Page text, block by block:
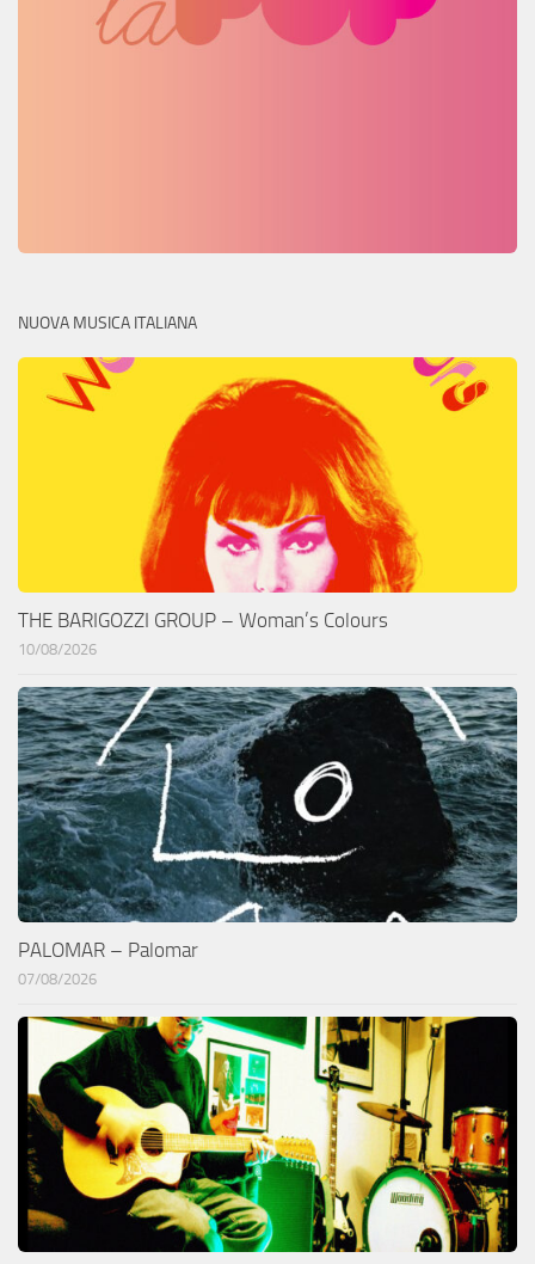
NUOVA MUSICA ITALIANA
THE BARIGOZZI GROUP – Woman’s Colours
10/08/2026
PALOMAR – Palomar
07/08/2026